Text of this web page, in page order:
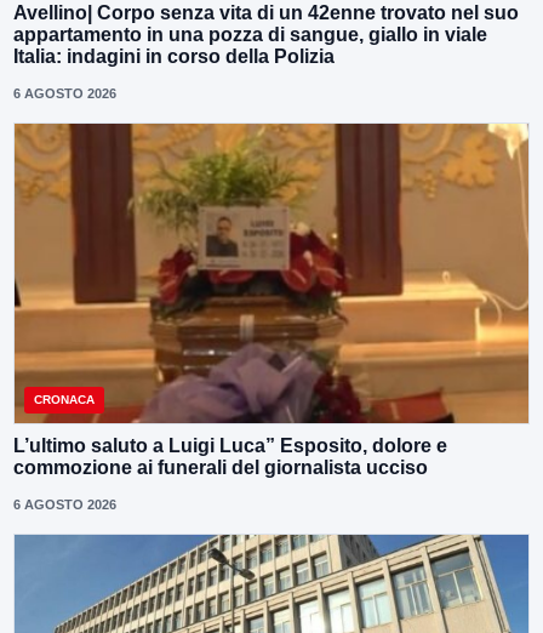
Avellino| Corpo senza vita di un 42enne trovato nel suo
appartamento in una pozza di sangue, giallo in viale
Italia: indagini in corso della Polizia
6 AGOSTO 2026
CRONACA
L’ultimo saluto a Luigi Luca” Esposito, dolore e
commozione ai funerali del giornalista ucciso
6 AGOSTO 2026